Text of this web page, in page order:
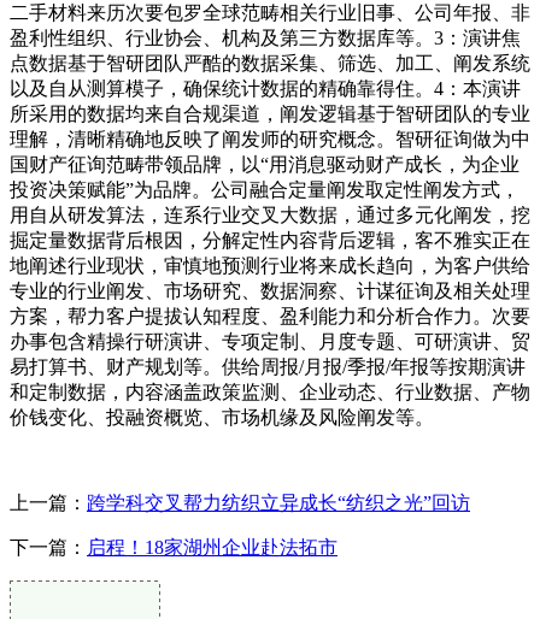
二手材料来历次要包罗全球范畴相关行业旧事、公司年报、非
盈利性组织、行业协会、机构及第三方数据库等。3：演讲焦
点数据基于智研团队严酷的数据采集、筛选、加工、阐发系统
以及自从测算模子，确保统计数据的精确靠得住。4：本演讲
所采用的数据均来自合规渠道，阐发逻辑基于智研团队的专业
理解，清晰精确地反映了阐发师的研究概念。智研征询做为中
国财产征询范畴带领品牌，以“用消息驱动财产成长，为企业
投资决策赋能”为品牌。公司融合定量阐发取定性阐发方式，
用自从研发算法，连系行业交叉大数据，通过多元化阐发，挖
掘定量数据背后根因，分解定性内容背后逻辑，客不雅实正在
地阐述行业现状，审慎地预测行业将来成长趋向，为客户供给
专业的行业阐发、市场研究、数据洞察、计谋征询及相关处理
方案，帮力客户提拔认知程度、盈利能力和分析合作力。次要
办事包含精操行研演讲、专项定制、月度专题、可研演讲、贸
易打算书、财产规划等。供给周报/月报/季报/年报等按期演讲
和定制数据，内容涵盖政策监测、企业动态、行业数据、产物
价钱变化、投融资概览、市场机缘及风险阐发等。
上一篇： 跨学科交叉帮力纺织立异成长“纺织之光”回访
下一篇： 启程！18家湖州企业赴法拓市